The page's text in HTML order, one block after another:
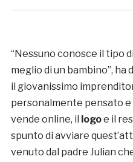
“Nessuno conosce il tipo
meglio di un bambino”,
il giovanissimo
personalmente pensato e
vende online, il
logoe il
spunto di avviare
venuto dal padre Julian